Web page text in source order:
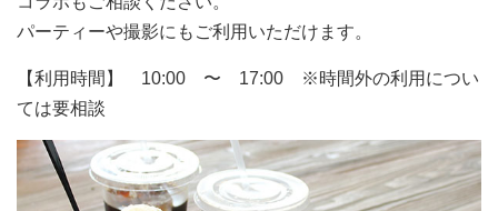
パーティーや撮影にもご利用いただけます。
【利用時間】 10:00 〜 17:00 ※時間外の利用につい
ては要相談